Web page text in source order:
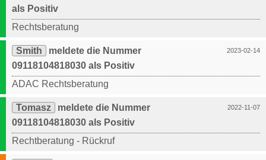
als Positiv
Rechtsberatung
2023-02-14
Smith
meldete die Nummer
09118104818030 als Positiv
ADAC Rechtsberatung
2022-11-07
Tomasz
meldete die Nummer
09118104818030 als Positiv
Rechtberatung - Rückruf